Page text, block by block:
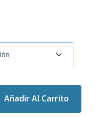
Añadir Al Carrito